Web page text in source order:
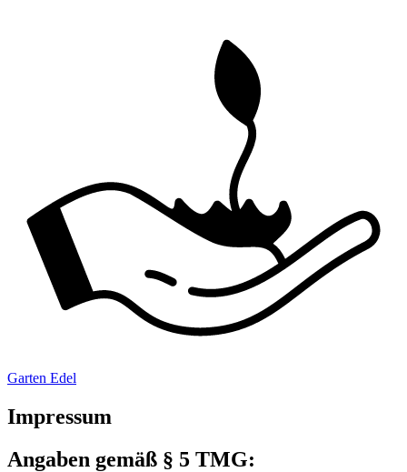
Garten Edel
Impressum
Angaben gemäß § 5 TMG: